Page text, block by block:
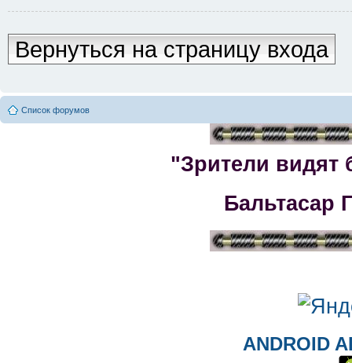
Вернуться на страницу входа
Список форумов
"Зрители видят
Бальтасар
ANDROID